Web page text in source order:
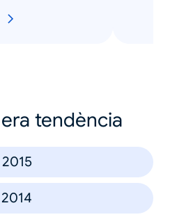
tendència
2015
2014